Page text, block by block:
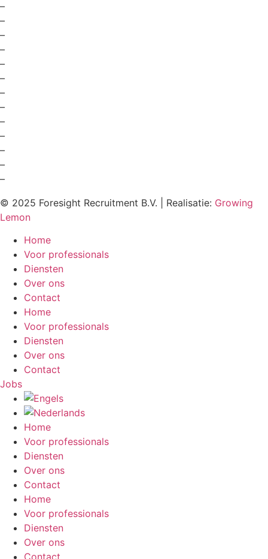
–
–
–
–
–
–
–
–
–
–
–
–
–
© 2025 Foresight Recruitment B.V. | Realisatie: Growing
Lemon
Home
Voor professionals
Diensten
Over ons
Contact
Home
Voor professionals
Diensten
Over ons
Contact
Jobs
Home
Voor professionals
Diensten
Over ons
Contact
Home
Voor professionals
Diensten
Over ons